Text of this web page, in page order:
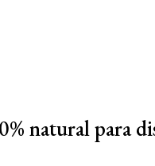
natural para